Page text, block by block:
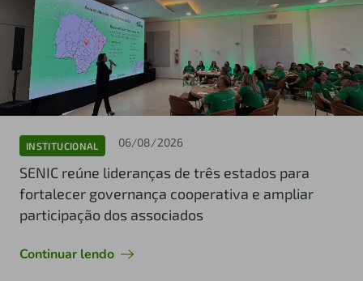
INSTITUCIONAL 06/08/2026
SENIC reúne lideranças de três estados para
fortalecer governança cooperativa e ampliar
participação dos associados
Continuar lendo